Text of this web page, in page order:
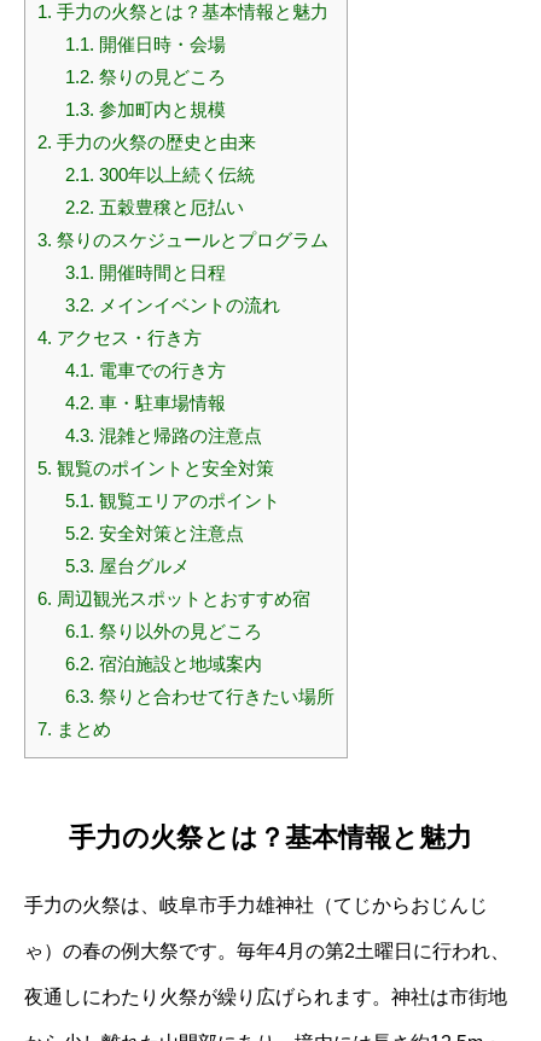
1. 手力の火祭とは？基本情報と魅力
1.1. 開催日時・会場
1.2. 祭りの見どころ
1.3. 参加町内と規模
2. 手力の火祭の歴史と由来
2.1. 300年以上続く伝統
2.2. 五穀豊穣と厄払い
3. 祭りのスケジュールとプログラム
3.1. 開催時間と日程
3.2. メインイベントの流れ
4. アクセス・行き方
4.1. 電車での行き方
4.2. 車・駐車場情報
4.3. 混雑と帰路の注意点
5. 観覧のポイントと安全対策
5.1. 観覧エリアのポイント
5.2. 安全対策と注意点
5.3. 屋台グルメ
6. 周辺観光スポットとおすすめ宿
6.1. 祭り以外の見どころ
6.2. 宿泊施設と地域案内
6.3. 祭りと合わせて行きたい場所
7. まとめ
手力の火祭とは？基本情報と魅力
手力の火祭は、岐阜市手力雄神社（てじからおじんじ
ゃ）の春の例大祭です。毎年4月の第2土曜日に行われ、
夜通しにわたり火祭が繰り広げられます。神社は市街地